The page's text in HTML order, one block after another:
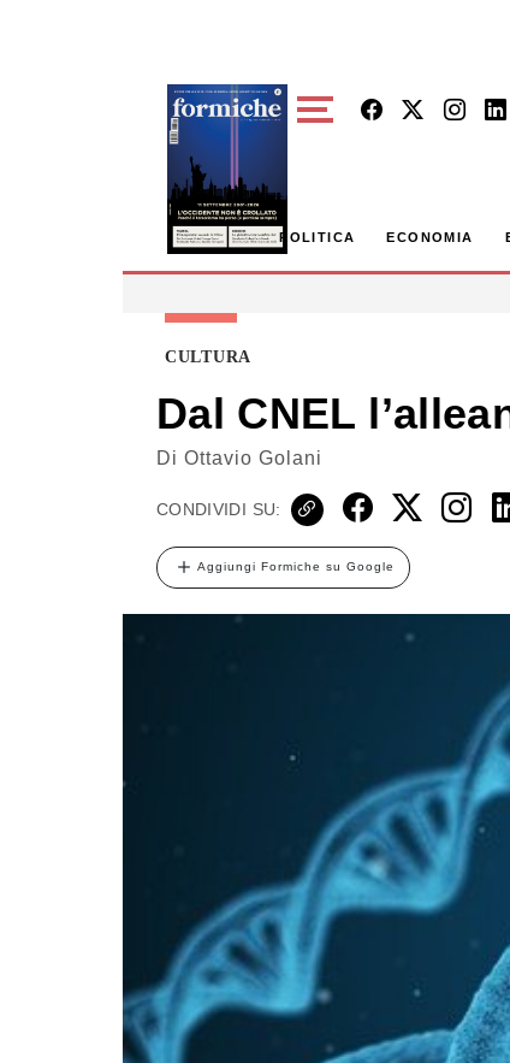
POLITICA ECONOMIA
CULTURA
Dal CNEL
Di Ottavio Golani
CONDIVIDI SU:
Aggiungi Formiche su Google